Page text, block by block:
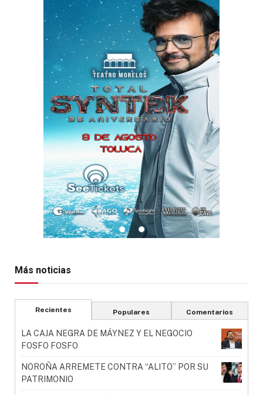
Más noticias
Recientes Populares Comentarios
LA CAJA NEGRA DE MÁYNEZ Y EL NEGOCIO
FOSFO FOSFO
NOROÑA ARREMETE CONTRA “ALITO” POR SU
PATRIMONIO